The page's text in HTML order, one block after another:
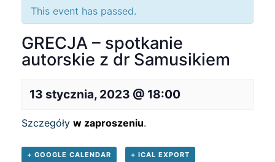
This event has passed.
GRECJA – spotkanie
autorskie z dr Samusikiem
13 stycznia, 2023 @ 18:00
Szczegóły w zaproszeniu.
+ GOOGLE CALENDAR + ICAL EXPORT